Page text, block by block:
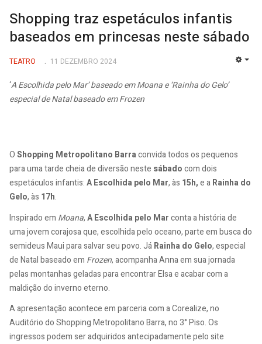
Shopping traz espetáculos infantis
baseados em princesas neste sábado
TEATRO 11 DEZEMBRO 2024
‘A Escolhida pelo Mar’ baseado em Moana e ‘Rainha do Gelo’
especial de Natal baseado em Frozen
OShopping Metropolitano Barraconvida todos os pequenos
para uma tarde cheia de diversão neste sábadocom dois
espetáculos infantis:A Escolhida pelo Mar, às 15h,e aRainha do
Gelo, às 17h.
Inspirado em Moana,A Escolhida pelo Marconta a história de
uma jovem corajosa que, escolhida pelo oceano, parte em busca do
semideus Maui para salvar seu povo. JáRainha do Gelo, especial
de Natal baseado em Frozen, acompanha Anna em sua jornada
pelas montanhas geladas para encontrar Elsa e acabar com a
maldição do inverno eterno.
A apresentação acontece em parceria com a Corealize, no
Auditório do Shopping Metropolitano Barra, no 3° Piso. Os
ingressos podem ser adquiridos antecipadamente pelo site